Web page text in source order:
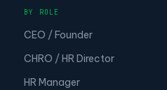
BY ROLE
CEO / Founder
CHRO / HR Director
HR Manager